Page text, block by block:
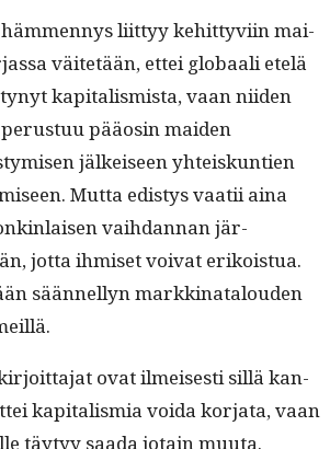
häm­men­nys liit­tyy kehit­tyvi­in mai­
väitetään, ettei globaali etelä
kap­i­tal­is­mista, vaan niiden
pääosin maid­en
jälkeiseen yhteiskun­tien
Mut­ta edis­tys vaatii aina
vai­h­dan­nan jär­
jot­ta ihmiset voivat erikois­tua.
sään­nel­lyn markki­na­t­alouden
ovat ilmeis­es­ti sil­lä kan­
kap­i­tal­is­mia voi­da kor­ja­ta, vaan
täy­tyy saa­da jotain muu­ta.